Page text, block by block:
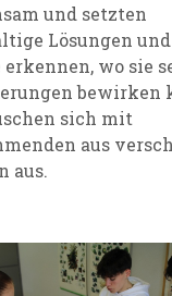
und setzten
Lösungen
erkennen, wo sie
bewirken
sich mit
aus
aus.